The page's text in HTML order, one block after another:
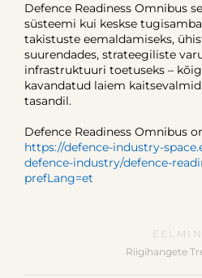
Defence Readiness Omnibus
süsteemi kui keskse
takistuste eemaldamiseks,
suurendades, strateegiliste
infrastruktuuri toetuseks –
kavandatud laiem
tasandil.
Defence Readiness Omnibus
https://defence-industry-
defence-industry/defence-
prefLang=et
Riigihangete